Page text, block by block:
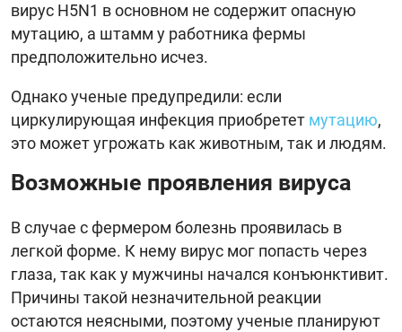
вирус H5N1 в основном не содержит опасную
мутацию, а штамм у работника фермы
предположительно исчез.
Однако ученые предупредили: если
циркулирующая инфекция приобретет мутацию,
это может угрожать как животным, так и людям.
Возможные проявления вируса
В случае с фермером болезнь проявилась в
легкой форме. К нему вирус мог попасть через
глаза, так как у мужчины начался конъюнктивит.
Причины такой незначительной реакции
остаются неясными, поэтому ученые планируют